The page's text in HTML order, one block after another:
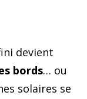
devient
bords… ou
solaires se